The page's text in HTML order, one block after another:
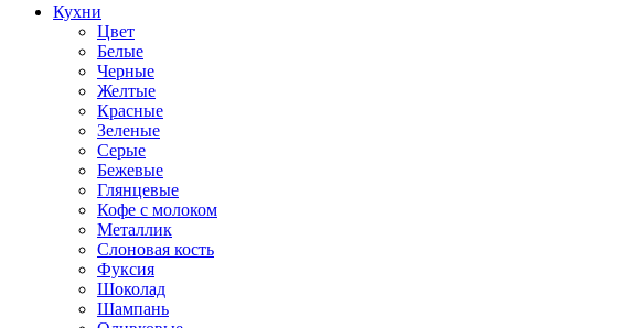
Кухни
Цвет
Белые
Черные
Желтые
Красные
Зеленые
Серые
Бежевые
Глянцевые
Кофе с молоком
Металлик
Слоновая кость
Фуксия
Шоколад
Шампань